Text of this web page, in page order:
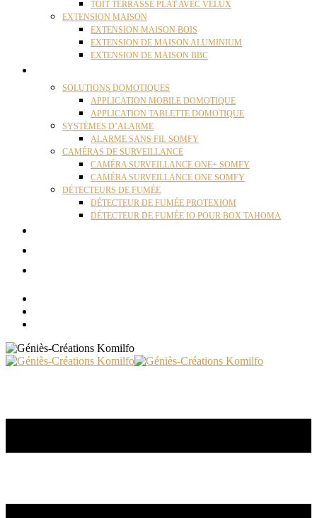
TOIT TERRASSE PLAT AVEC VELUX
EXTENSION MAISON
EXTENSION MAISON BOIS
EXTENSION DE MAISON ALUMINIUM
EXTENSION DE MAISON BBC
SOLUTIONS DOMOTIQUES
APPLICATION MOBILE DOMOTIQUE
APPLICATION TABLETTE DOMOTIQUE
SYSTÈMES D’ALARME
ALARME SANS FIL SOMFY
CAMÉRAS DE SURVEILLANCE
CAMÉRA SURVEILLANCE ONE+ SOMFY
CAMÉRA SURVEILLANCE ONE SOMFY
DÉTECTEURS DE FUMÉE
DÉTECTEUR DE FUMÉE PROTEXIOM
DÉTECTEUR DE FUMÉE IO POUR BOX TAHOMA